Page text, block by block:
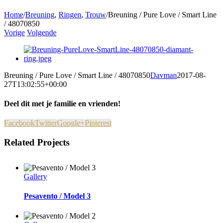
Home/Breuning, Ringen, Trouw/Breuning / Pure Love / Smart Line
/ 48070850
Vorige Volgende
Breuning / Pure Love / Smart Line / 48070850Davman2017-08-
27T13:02:55+00:00
Deel dit met je familie en vrienden!
FacebookTwitterGoogle+Pinterest
Related Projects
Gallery
Pesavento / Model 3